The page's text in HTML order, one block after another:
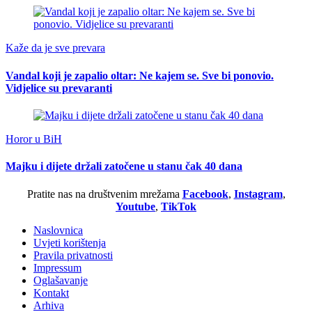
Kaže da je sve prevara
Vandal koji je zapalio oltar: Ne kajem se. Sve bi ponovio.
Vidjelice su prevaranti
Horor u BiH
Majku i dijete držali zatočene u stanu čak 40 dana
Pratite nas na društvenim mrežama Facebook, Instagram,
Youtube, TikTok
Naslovnica
Uvjeti korištenja
Pravila privatnosti
Impressum
Oglašavanje
Kontakt
Arhiva